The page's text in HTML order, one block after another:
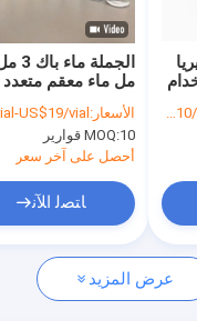
مل ماء معقم متعدد
الجرعات مخفف
للتطبيقات
الأسعار: vial-US$19/vial
MOQ:10 قوارير
أحصل على آخر سعر
ﺎﺘﺼﻟ ﺍﻶﻧ
عرض المزيد